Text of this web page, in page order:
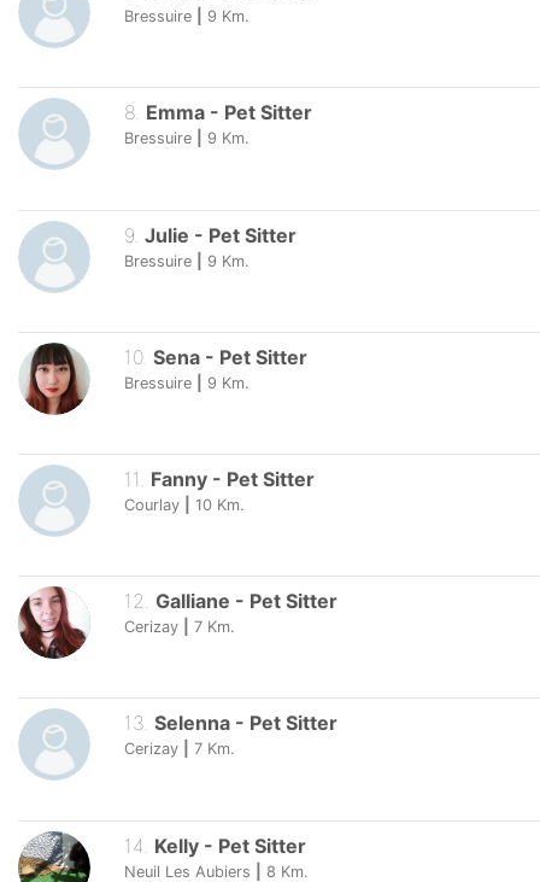
Bressuire 9 Km.
8. Emma - Pet Sitter
Bressuire 9 Km.
9 Julie - Pet Sitter
Bressuire 9 Km.
10. Sena - Pet Sitter
Bressuire 9 Km.
11 Fanny - Pet Sitter
Courlay 10 Km.
12. Galliane - Pet Sitter
Cerizay 7 Km.
13. Selenna - Pet Sitter
Cerizay 7 Km.
14 Kelly - Pet Sitter
Neuil Les Aubiers 8 Km.